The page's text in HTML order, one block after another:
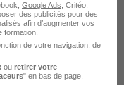
le
Google Ads , Critéo,
des publicités pour des
afin d’augmenter vos
formation.
de votre navigation, de
ou retirer votre
" en bas de page.